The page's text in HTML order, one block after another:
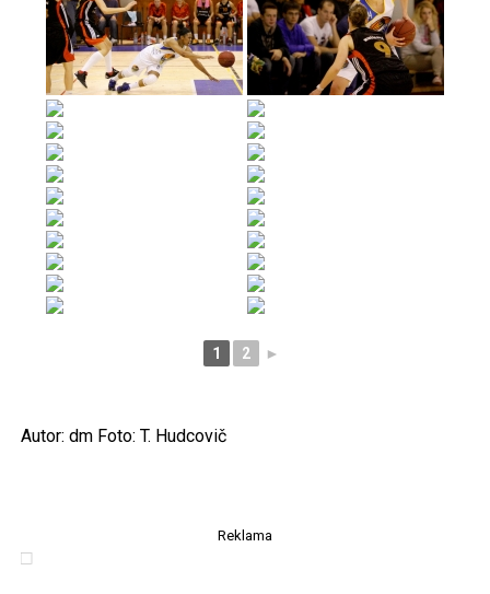
1 2 ►
Autor: dm Foto: T. Hudcovič
Reklama